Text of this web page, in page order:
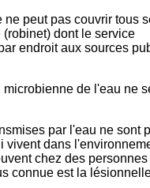
peut pas couvrir tous
dont le service
endroit aux sources
de l'eau ne
par l'eau ne sont
vivent dans
chez des personnes
connue est la